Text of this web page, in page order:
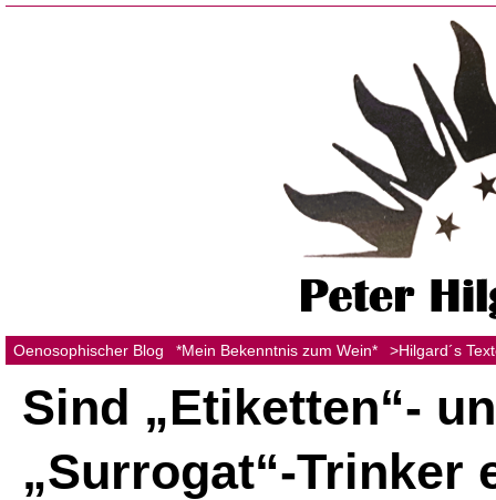
Oenosophischer Blog *Mein Bekenntnis zum Wein* >Hilgard´s
Sind „Etiketten“-
„Surrogat“-Trinker